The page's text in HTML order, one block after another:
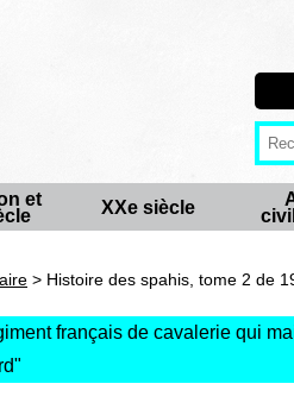
et
XXe siècle
> Histoire des spahis, tome 2 de
français de cavalerie qui
"